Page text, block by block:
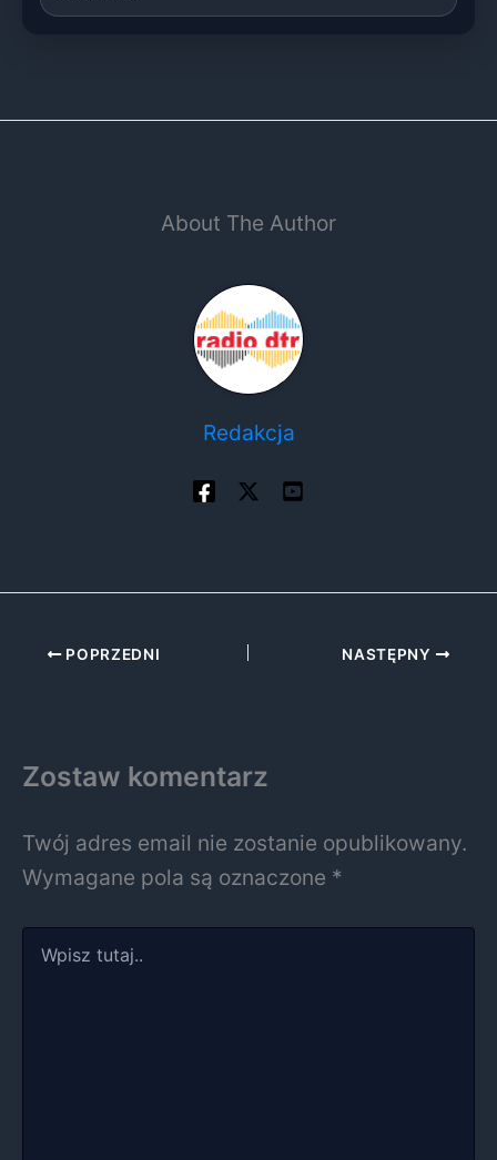
About The Author
Redakcja
POPRZEDNI NASTĘPNY
Zostaw komentarz
Twój adres email nie zostanie opublikowany.
Wymagane pola są oznaczone *
tutaj..